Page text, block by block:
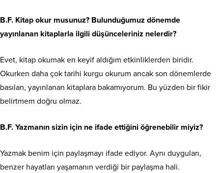
B.F. Kitap okur musunuz? Bulunduğumuz dönemde
yayınlanan kitaplarla ilgili düşünceleriniz nelerdir?
Evet, kitap okumak en keyif aldığım etkinliklerden biridir.
Okurken daha çok tarihi kurgu okurum ancak son dönemlerde
basılan, yayınlanan kitaplara bakamıyorum. Bu yüzden bir fikir
belirtmem doğru olmaz.
B.F. Yazmanın sizin için ne ifade ettiğini öğrenebilir miyiz?
Yazmak benim için paylaşmayı ifade ediyor. Aynı duyguları,
benzer hayatları yaşamanın verdiği bir paylaşma hali.